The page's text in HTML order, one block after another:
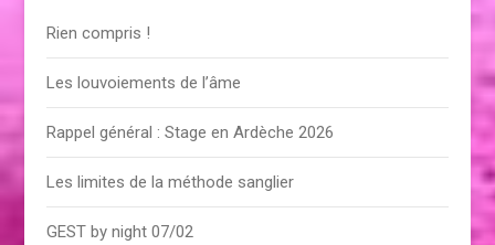
Rien compris !
Les louvoiements de l’âme
Rappel général : Stage en Ardèche 2026
Les limites de la méthode sanglier
GEST by night 07/02